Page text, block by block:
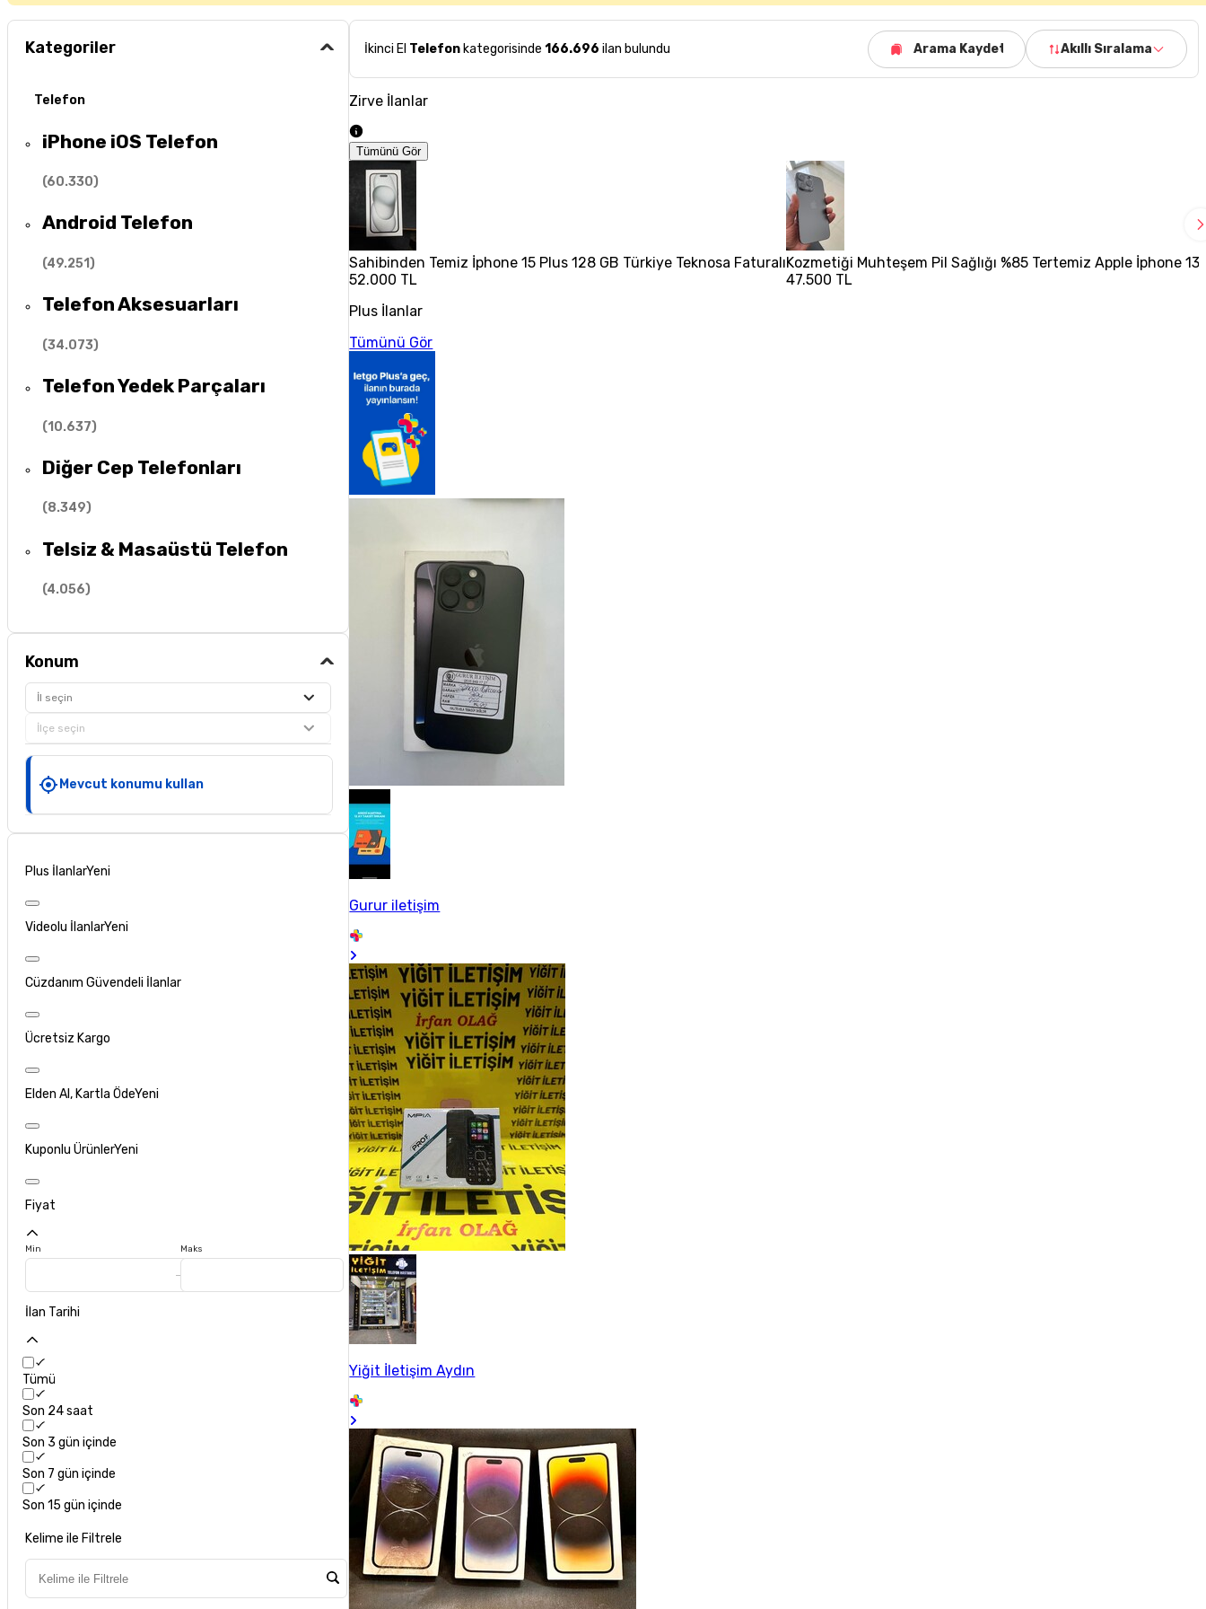
Kategoriler
Telefon
iPhone iOS Telefon
(60.330)
Android Telefon
(49.251)
Telefon Aksesuarları
(34.073)
Telefon Yedek Parçaları
(10.637)
Diğer Cep Telefonları
(8.349)
Telsiz & Masaüstü Telefon
(4.056)
Konum
İl seçin
İlçe seçin
Mevcut konumu kullan
Plus İlanlarYeni
Videolu İlanlarYeni
Cüzdanım Güvendeli İlanlar
Ücretsiz Kargo
Elden Al, Kartla ÖdeYeni
Kuponlu ÜrünlerYeni
Fiyat
Min Maks
İlan Tarihi
Tümü
Son 24 saat
Son 3 gün içinde
Son 7 gün içinde
Son 15 gün içinde
Kelime ile Filtrele
İkinci El Telefon kategorisinde 166.696 ilan bulundu Arama Kaydet Akıllı Sıralama
Zirve İlanlar
Tümünü Gör
Sahibinden Temiz İphone 15 Plus 128 GB Türkiye Teknosa Faturalı
52.000 TL
Kozmetiği Muhteşem Pil Sağlığı %85 Tertemiz Apple İphone 13
47.500 TL
Plus İlanlar
Tümünü Gör
Gurur iletişim
Yiğit İletişim Aydın